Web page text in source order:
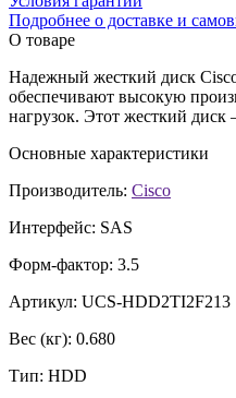
Подробнее о доставке и
О товаре
Надежный жесткий диск
обеспечивают высокую
нагрузок. Этот жесткий диск
Основные характеристики
Производитель: Cisco
Интерфейс: SAS
Форм-фактор: 3.5
Артикул: UCS-HDD2TI2F213
Вес (кг): 0.680
Тип: HDD